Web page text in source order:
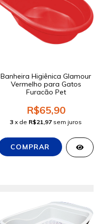
Banheira Higiênica Glamour
Vermelho para Gatos
Furacão Pet
R$65,90
3 x de R$21,97 sem juros